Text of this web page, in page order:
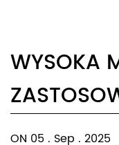
WYSOKA
ON 05 . Sep . 2025